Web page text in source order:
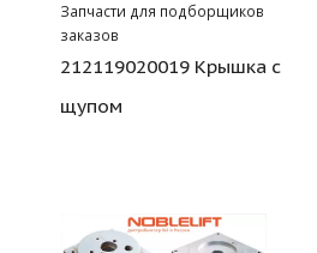
Запчасти для подборщиков
заказов
212119020019 Крышка с
щупом